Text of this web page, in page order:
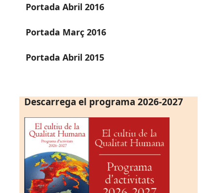
Portada Abril 2016
Portada Març 2016
Portada Abril 2015
Descarrega el programa 2026-2027